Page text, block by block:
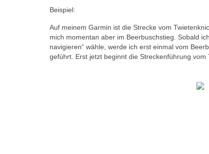
Beispiel:
Auf meinem Garmin ist die Strecke vom
mich momentan aber im Beerbuschstieg. Sobald
navigieren“ wähle, werde ich erst einmal vom
geführt. Erst jetzt beginnt die Streckenführung vom